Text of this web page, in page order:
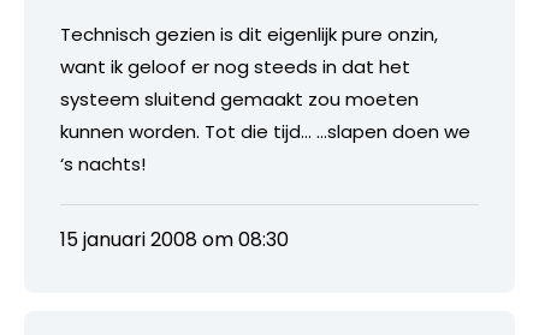
Technisch gezien is dit eigenlijk pure onzin,
want ik geloof er nog steeds in dat het
systeem sluitend gemaakt zou moeten
kunnen worden. Tot die tijd… …slapen doen we
‘s nachts!
15 januari 2008 om 08:30